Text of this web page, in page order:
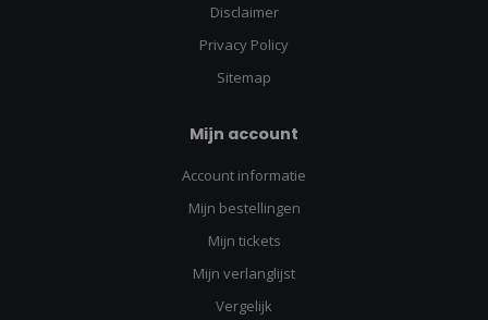
Disclaimer
Privacy Policy
Sitemap
Mijn account
Account informatie
Mijn bestellingen
Mijn tickets
Mijn verlanglijst
Vergelijk